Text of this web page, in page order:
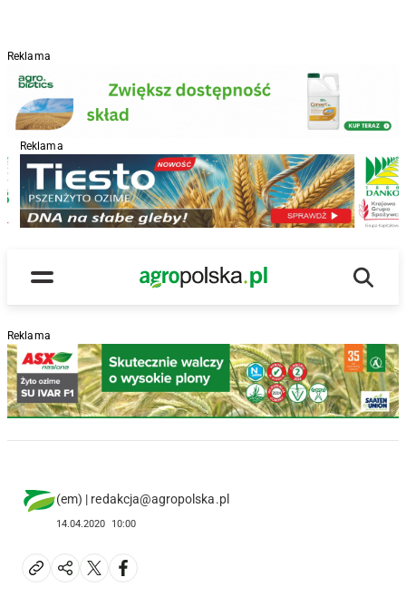
Reklama
Reklama
Menu
Main Logo
Reklama
(em) | redakcja@agropolska.pl
14.04.2020 10:00